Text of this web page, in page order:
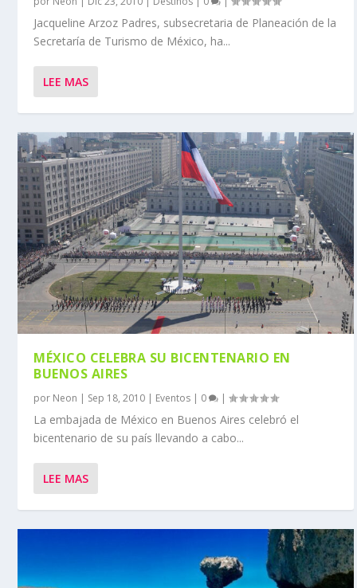
Jacqueline Arzoz Padres, subsecretaria de Planeación de la
Secretaría de Turismo de México, ha...
LEE MAS
MÉXICO CELEBRA SU BICENTENARIO EN
BUENOS AIRES
por Neon | Sep 18, 2010 | Eventos | 0 |
La embajada de México en Buenos Aires celebró el
bicentenario de su país llevando a cabo...
LEE MAS